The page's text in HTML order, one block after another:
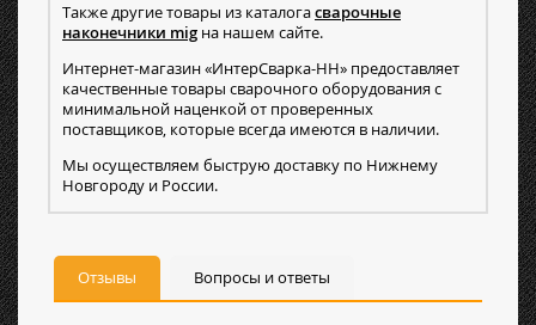
Также другие товары из каталогасварочные
наконечники mig на нашем сайте.
Интернет-магазин «ИнтерСварка-НН» предоставляет
качественные товары сварочного оборудования с
минимальной наценкой от проверенных
поставщиков, которые всегда имеются в наличии.
Мы осуществляем быструю доставку по Нижнему
Новгороду и России.
Отзывы Вопросы и ответы